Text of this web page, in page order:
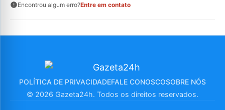
Encontrou algum erro?Entre em contato
POLÍTICA DE PRIVACIDADEFALE CONOSCOSOBRE NÓS
© 2026 Gazeta24h. Todos os direitos reservados.